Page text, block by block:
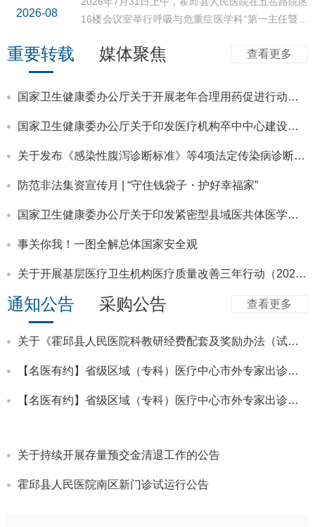
2026-08
16楼会议室举行呼吸与危重症医学科“第一主任暨学
吸与危重症医学科主任杨进教授、呼吸病学研究所副
重要转载 媒体聚焦 查看更多
国家卫生健康委办公厅关于开展老年合理用药促进行动（2026—2030年）的通知
国家卫生健康委办公厅关于印发医疗机构卒中中心建设与管理指导原则（2026年版）的通知
关于发布《感染性腹泻诊断标准》等4项法定传染病诊断标准的通告
防范非法集资宣传月 | “守住钱袋子・护好幸福家”
国家卫生健康委办公厅关于印发紧密型县域医共体医学影像中心建设与服务指南（试行）等4项指南的通知
事关你我！一图全解总体国家安全观
关于开展基层医疗卫生机构医疗质量改善三年行动（2026—2028年）的通知
通知公告 采购公告 查看更多
关于持续开展存量预交金清退工作的公告
霍邱县人民医院南区新门诊试运行公告
霍邱县人民医院关于启用院徽的公告
关于霍邱县人民医院LOGO征集评选结果的公示
关于办理门诊预交金退款的再次通知
关于霍邱县人民医院LOGO征集评选结果的公示
【名医有约】省级区域（专科）医疗中心市外专家出诊信息！（8月11日~8月17日）
【名医有约】省级区域（专科）医疗中心市外专家出诊信息！（8月4日~8月10日）